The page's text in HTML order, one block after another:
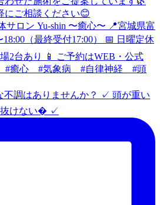
不調はありませんか？ ✓ 頭が重い
けない� ✓